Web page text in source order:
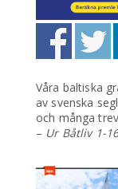
Våra baltiska
av svenska
och många
– Ur Båtliv 1-